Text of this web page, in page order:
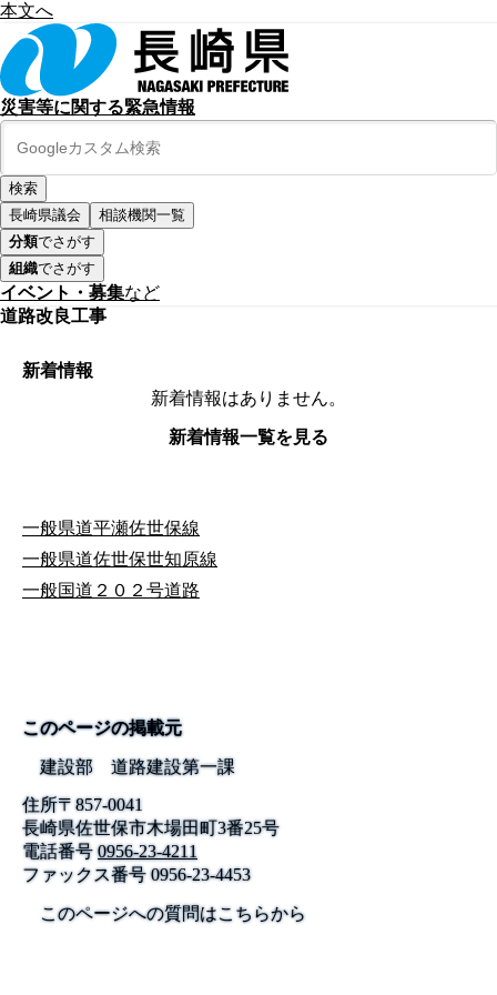
本文へ
災害等に関する緊急情報
長崎県議会
相談機関一覧
分類でさがす
組織でさがす
イベント・募集など
道路改良工事
新着情報
新着情報はありません。
新着情報一覧を見る
一般県道平瀬佐世保線
一般県道佐世保世知原線
一般国道２０２号道路
このページの掲載元
建設部 道路建設第一課
住所〒857-0041
長崎県佐世保市木場田町3番25号
電話番号 0956-23-4211
ファックス番号0956-23-4453
このページへの質問はこちらから